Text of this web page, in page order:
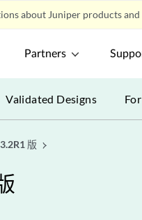
about Juniper products
Partners
Validated Designs
版